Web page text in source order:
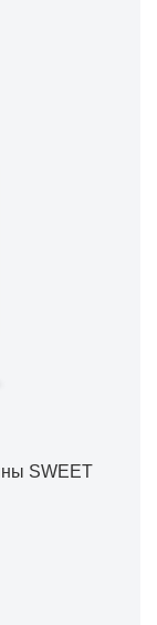
SWEET